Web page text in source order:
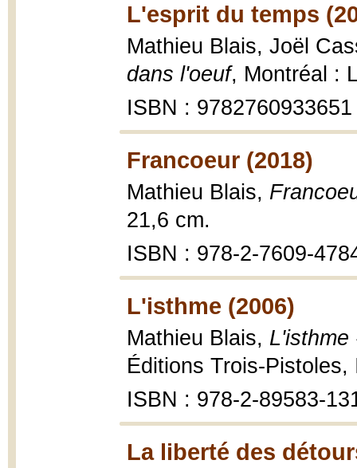
L'esprit du temps
Mathieu Blais, Joël
dans l'oeuf, Montréal :
ISBN : 9782760933651
Francoeur (2018)
Mathieu Blais,
21,6 cm.
ISBN : 978-2-7609-
L'isthme (2006)
Mathieu Blais, L'isthme
Éditions Trois-
ISBN : 978-2-89583-
La liberté des